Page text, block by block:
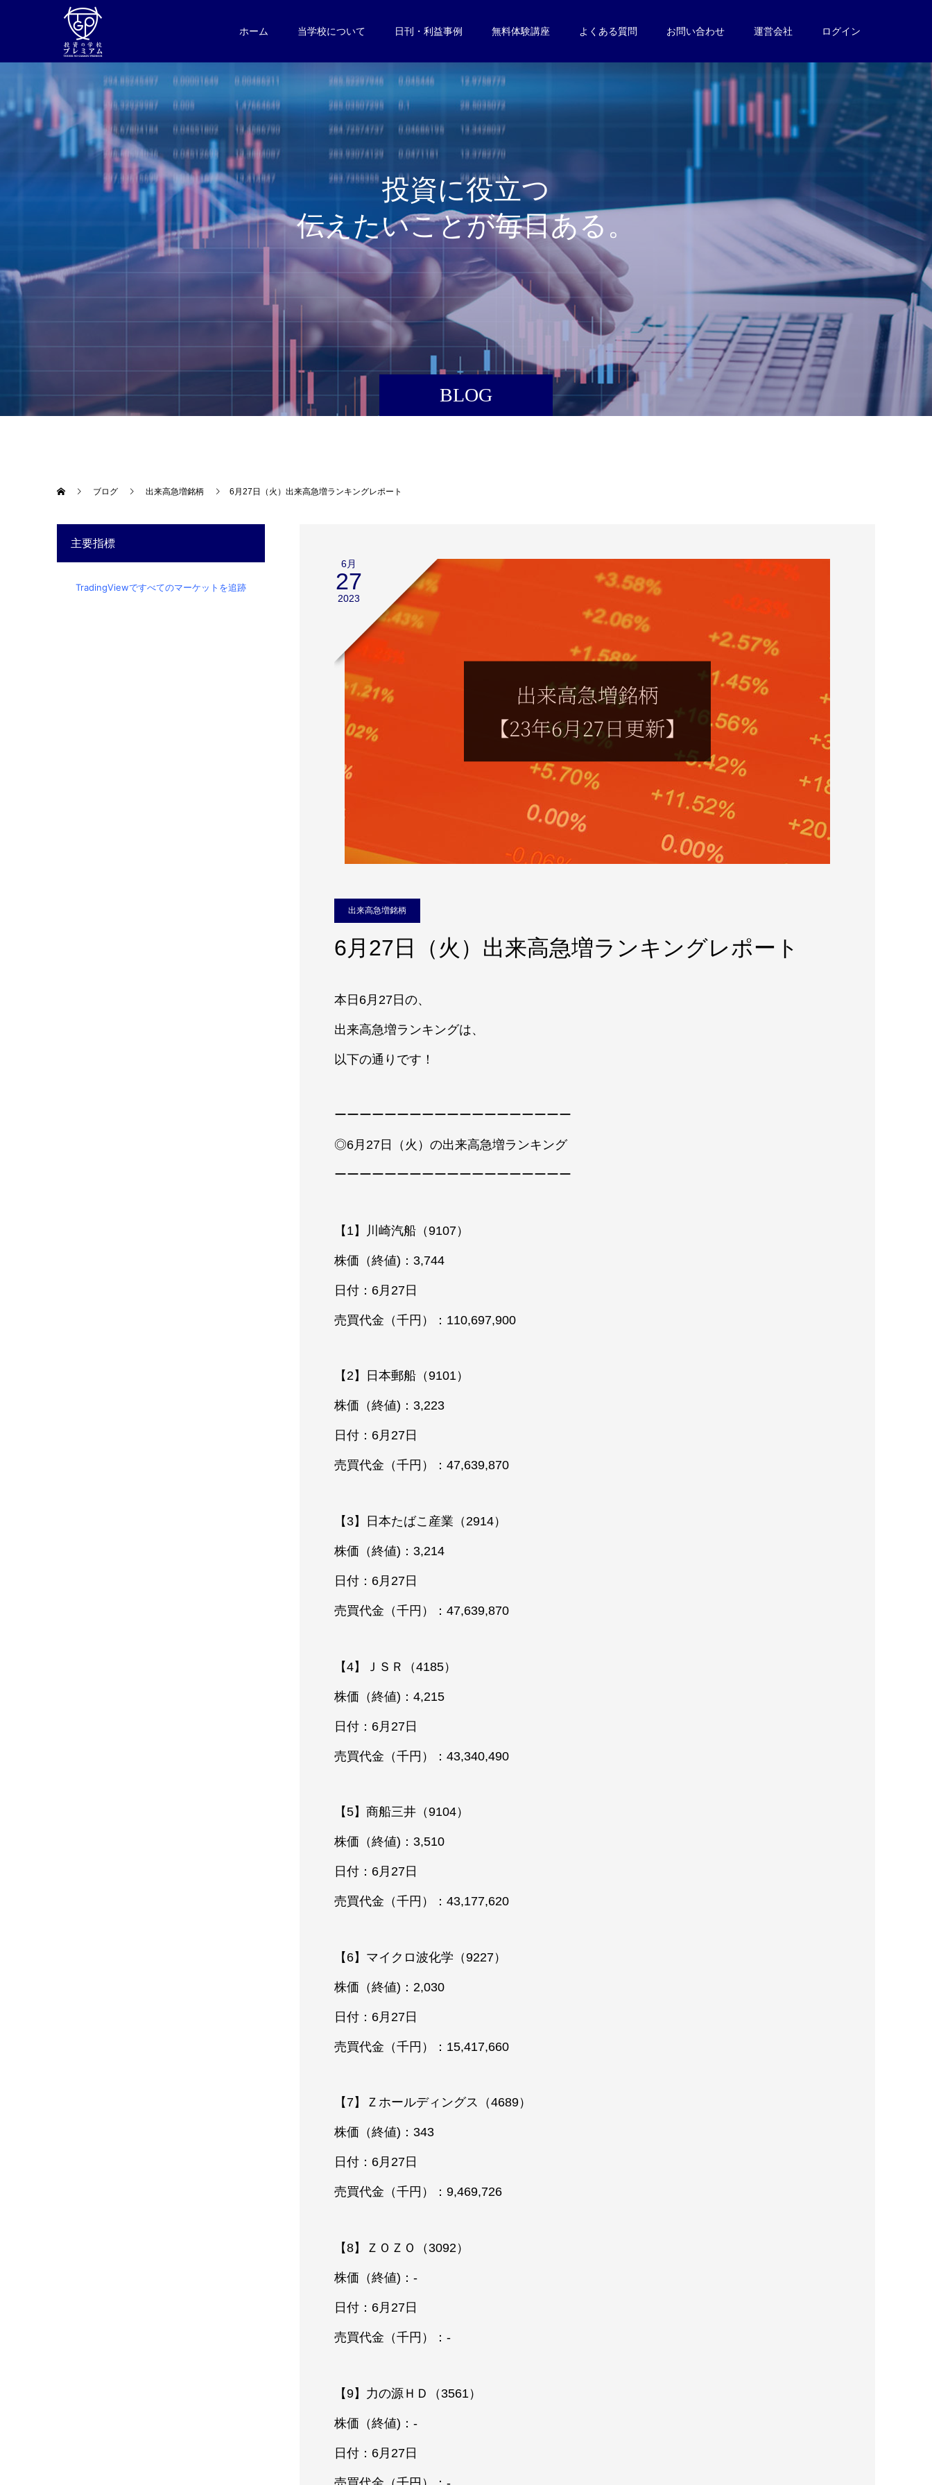
ホーム 当学校について 日刊・利益事例 無料体験講座 よくある質問 お問い合わせ 運営会社 ログイン
BLOG
投資に役立つ
伝え たいことが毎日あ る 。
ブログ 出来高急増銘柄 6月27日（火）出来高急増ランキングレポート
6月
27
2023
出来高急増銘柄
6月27日（火）出来高急増ランキングレポート
本日6月27日の、
出来高急増ランキングは、
以下の通りです！
ーーーーーーーーーーーーーーーーーーー
◎6月27日（火）の出来高急増ランキング
ーーーーーーーーーーーーーーーーーーー
【1】川崎汽船（9107）
株価（終値)：3,744
日付：6月27日
売買代金（千円）：110,697,900
【2】日本郵船（9101）
株価（終値)：3,223
日付：6月27日
売買代金（千円）：47,639,870
【3】日本たばこ産業（2914）
株価（終値)：3,214
日付：6月27日
売買代金（千円）：47,639,870
【4】ＪＳＲ（4185）
株価（終値)：4,215
日付：6月27日
売買代金（千円）：43,340,490
【5】商船三井（9104）
株価（終値)：3,510
日付：6月27日
売買代金（千円）：43,177,620
【6】マイクロ波化学（9227）
株価（終値)：2,030
日付：6月27日
売買代金（千円）：15,417,660
【7】Ｚホールディングス（4689）
株価（終値)：343
日付：6月27日
売買代金（千円）：9,469,726
【8】ＺＯＺＯ（3092）
株価（終値)：-
日付：6月27日
売買代金（千円）：-
【9】力の源ＨＤ（3561）
株価（終値)：-
日付：6月27日
主要指標
TradingViewですべてのマーケットを追跡